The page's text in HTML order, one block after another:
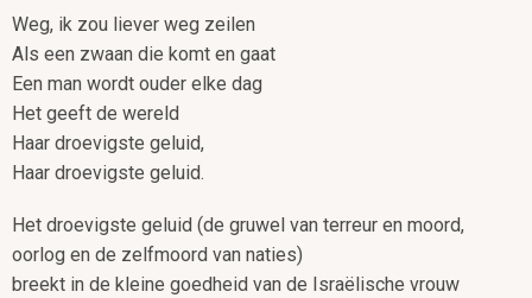
Weg, ik zou liever weg zeilen
Als een zwaan die komt en gaat
Een man wordt ouder elke dag
Het geeft de wereld
Haar droevigste geluid,
Haar droevigste geluid.
Het droevigste geluid (de gruwel van terreur en moord,
oorlog en de zelfmoord van naties)
breekt in de kleine goedheid van de Israëlische vrouw